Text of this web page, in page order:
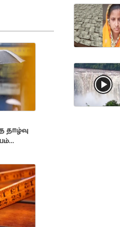
தாழ்வு